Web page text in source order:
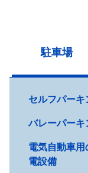
駐車場
セルフパーキ
バレーパーキ
電気自動車用
電設備